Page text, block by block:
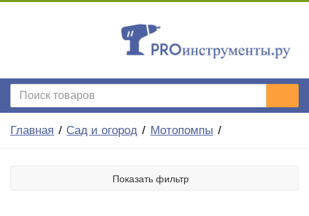
Главная Сад и огород Мотопомпы
Показать фильтр